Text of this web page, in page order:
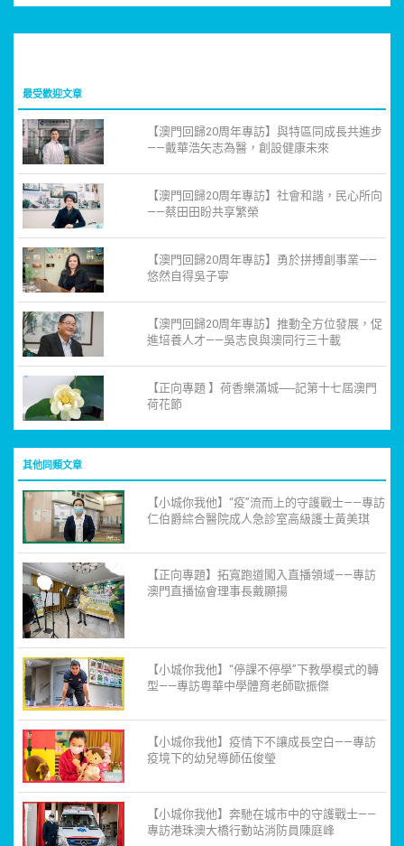
最受歡迎文章
【澳門回歸20周年專訪】與特區同成長共進步
——戴華浩矢志為醫，創設健康未來
【澳門回歸20周年專訪】社會和諧，民心所向
——蔡田田盼共享繁榮
【澳門回歸20周年專訪】勇於拼搏創事業——
悠然自得吳子寧
【澳門回歸20周年專訪】推動全方位發展，促
進培養人才——吳志良與澳同行三十載
【正向專題 】荷香樂滿城──記第十七屆澳門
荷花節
其他同類文章
【小城你我他】“疫”流而上的守護戰士——專訪
仁伯爵綜合醫院成人急診室高級護士黃美琪
【正向專題】拓寬跑道闖入直播領域——專訪
澳門直播協會理事長戴顯揚
【小城你我他】“停課不停學”下教學模式的轉
型——專訪粵華中學體育老師歐振傑
【小城你我他】疫情下不讓成長空白——專訪
疫境下的幼兒導師伍俊瑩
【小城你我他】奔馳在城市中的守護戰士——
專訪港珠澳大橋行動站消防員陳庭峰